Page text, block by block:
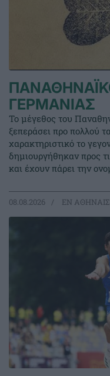
ΓΕΡΜΑΝΙΑΣ
Το μέγεθος του
ξεπεράσει προ πολλού
χαρακτηριστικό το
δημιουργήθηκαν προς
και έχουν πάρει την
08.08.2026 EΝ ΑΘΗΝΑΙΣ